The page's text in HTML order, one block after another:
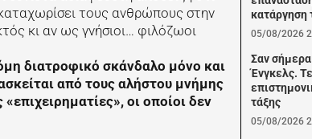
τους ανθρώπους στην
κι αν ως γνήσιοι… φιλόζωοι
διατροφικό σκάνδαλο μόνο και
από τους αλήστου μνήμης
οι οποίοι δεν
κατάργηση
05/08/2026
Σαν σήμερα
Ένγκελς.
τάξης
05/08/2026